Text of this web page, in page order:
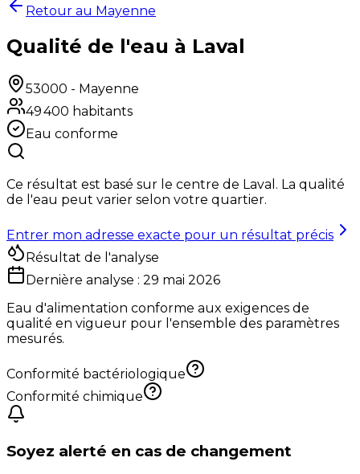
Retour au Mayenne
Qualité de l'eau à Laval
53000 - Mayenne
49 400 habitants
Eau conforme
Ce résultat est basé sur le centre de Laval . La qualité
de l'eau peut varier selon votre quartier.
Entrer mon adresse exacte pour un résultat précis
Résultat de l'analyse
Dernière analyse : 29 mai 2026
Eau d'alimentation conforme aux exigences de
qualité en vigueur pour l'ensemble des paramètres
mesurés.
Conformité bactériologique
Conformité chimique
Soyez alerté en cas de changement